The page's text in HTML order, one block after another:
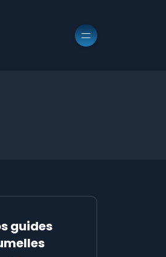
guides